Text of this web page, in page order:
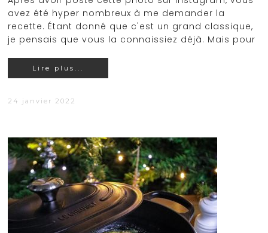
avez été hyper nombreux à me demander la
recette. Étant donné que c'est un grand classique,
je pensais que vous la connaissiez déjà. Mais pour
Lire plus...
24 janvier 2022